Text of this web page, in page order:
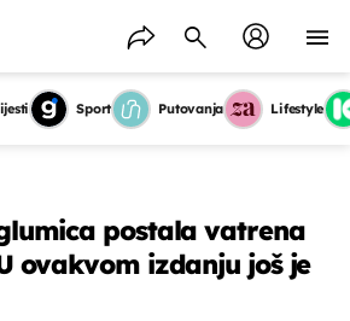
Sport Putovanja Lifestyle
postala vatrena
ovakvom izdanju još je